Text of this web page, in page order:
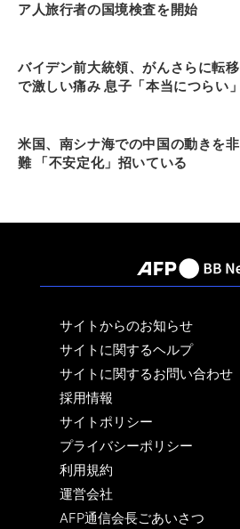
ア人旅行者の国境検査を開始
バイデン前大統領、がんさらに転移
で激しい痛み 息子「本当につらい」
米国、南シナ海での中国の動きを非
難 「不安定化」招いている
サイトからのお知らせ
サイトに関するヘルプ
サイトに関するお問い合わせ
採用情報
サイトポリシー
プライバシーポリシー
利用規約
運営会社
AFP通信会長ごあいさつ